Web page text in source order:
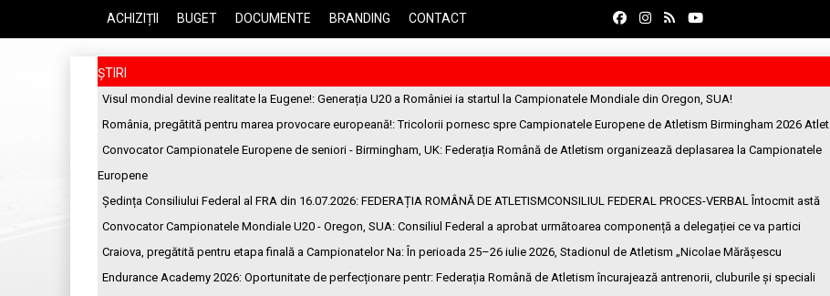
ACHIZIȚII BUGET DOCUMENTE BRANDING CONTACT
ȘTIRI
Visul mondial devine realitate la Eugene!: Generația U20 a României ia startul la Campionatele Mondiale din Oregon, SUA!
România, pregătită pentru marea provocare europeană!: Tricolorii pornesc spre Campionatele Europene de Atletism Birmingham 2026 Atlet
Convocator Campionatele Europene de seniori - Birmingham, UK: Federația Română de Atletism organizează deplasarea la Campionatele
Europene
Ședința Consiliului Federal al FRA din 16.07.2026: FEDERAȚIA ROMÂNĂ DE ATLETISMCONSILIUL FEDERAL PROCES-VERBAL Întocmit astă
Convocator Campionatele Mondiale U20 - Oregon, SUA: Consiliul Federal a aprobat următoarea componență a delegației ce va partici
Craiova, pregătită pentru etapa finală a Campionatelor Na: În perioada 25–26 iulie 2026, Stadionul de Atletism „Nicolae Mărășescu
Endurance Academy 2026: Oportunitate de perfecționare pentr: Federația Română de Atletism încurajează antrenorii, cluburile și speciali